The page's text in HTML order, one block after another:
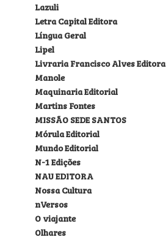
Lazuli
Letra Capital Editora
Língua Geral
Lipel
Livraria Francisco Alves Editora
Manole
Maquinaria Editorial
Martins Fontes
MISSÃO SEDE SANTOS
Mórula Editorial
Mundo Editorial
N-1 Edições
NAU EDITORA
Nossa Cultura
nVersos
O viajante
Olhares